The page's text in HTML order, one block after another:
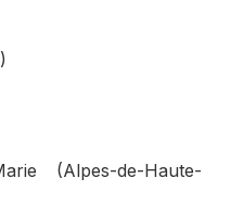
(Alpes-de-Haute-